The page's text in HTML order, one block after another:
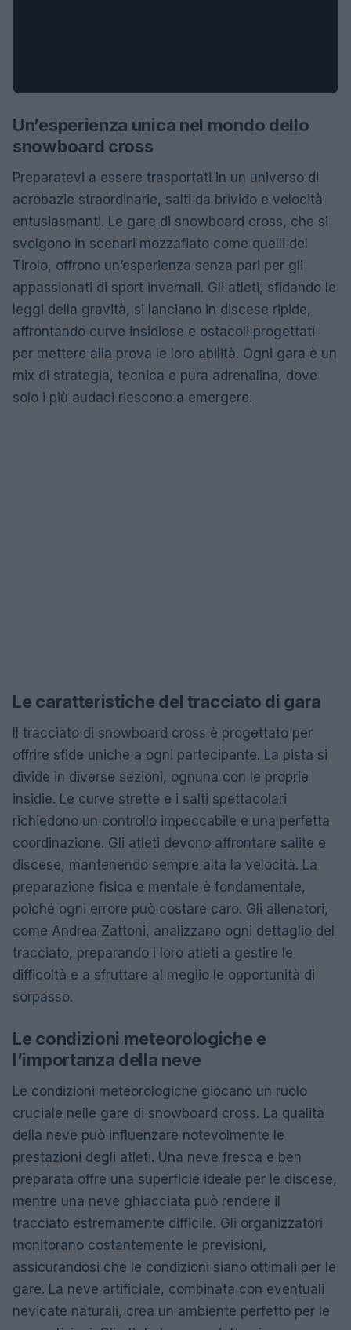
Un’esperienza unica nel mondo dello
snowboard cross
Preparatevi a essere trasportati in un universo di
acrobazie straordinarie, salti da brivido e velocità
entusiasmanti. Le gare di snowboard cross, che si
svolgono in scenari mozzafiato come quelli del
Tirolo, offrono un’esperienza senza pari per gli
appassionati di sport invernali. Gli atleti, sfidando le
leggi della gravità, si lanciano in discese ripide,
affrontando curve insidiose e ostacoli progettati
per mettere alla prova le loro abilità. Ogni gara è un
mix di strategia, tecnica e pura adrenalina, dove
solo i più audaci riescono a emergere.
Le caratteristiche del tracciato di gara
Il tracciato di snowboard cross è progettato per
offrire sfide uniche a ogni partecipante. La pista si
divide in diverse sezioni, ognuna con le proprie
insidie. Le curve strette e i salti spettacolari
richiedono un controllo impeccabile e una perfetta
coordinazione. Gli atleti devono affrontare salite e
discese, mantenendo sempre alta la velocità. La
preparazione fisica e mentale è fondamentale,
poiché ogni errore può costare caro. Gli allenatori,
come Andrea Zattoni, analizzano ogni dettaglio del
tracciato, preparando i loro atleti a gestire le
difficoltà e a sfruttare al meglio le opportunità di
sorpasso.
Le condizioni meteorologiche e
l’importanza della neve
Le condizioni meteorologiche giocano un ruolo
cruciale nelle gare di snowboard cross. La qualità
della neve può influenzare notevolmente le
prestazioni degli atleti. Una neve fresca e ben
preparata offre una superficie ideale per le discese,
mentre una neve ghiacciata può rendere il
tracciato estremamente difficile. Gli organizzatori
monitorano costantemente le previsioni,
assicurandosi che le condizioni siano ottimali per le
gare. La neve artificiale, combinata con eventuali
nevicate naturali, crea un ambiente perfetto per le